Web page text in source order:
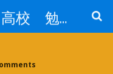
小学校 中学校 高校 勉強対策